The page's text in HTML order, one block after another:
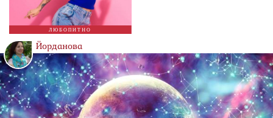
ЛЮБОПИТНО
Йорданова